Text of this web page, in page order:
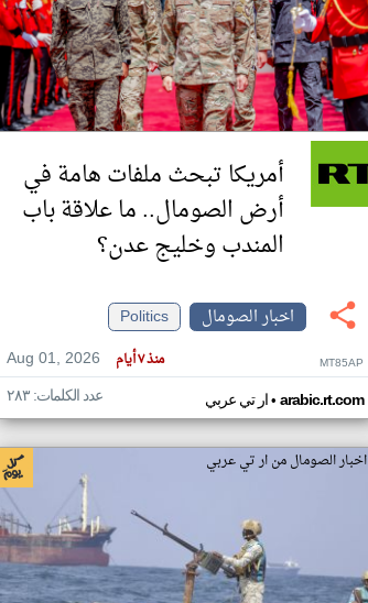
أمريكا تبحث ملفات هامة في
أرض الصومال.. ما علاقة باب
المندب وخليج عدن؟
اخبار الصومال
Politics
Aug 01, 2026
منذ ٧ أيام MT85AP
ار تي عربي• arabic.rt.com عدد الكلمات: ٢٨٣
اخبار الصومال من ار تي عربي